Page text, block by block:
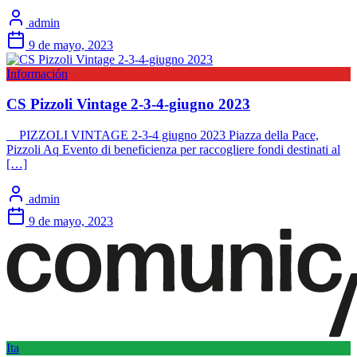
admin
9 de mayo, 2023
Información
CS Pizzoli Vintage 2-3-4-giugno 2023
PIZZOLI VINTAGE 2-3-4 giugno 2023 Piazza della Pace,
Pizzoli Aq Evento di beneficienza per raccogliere fondi destinati al
[…]
admin
9 de mayo, 2023
Ita